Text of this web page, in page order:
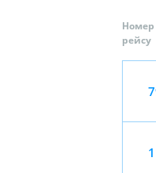
Номер
рейсу